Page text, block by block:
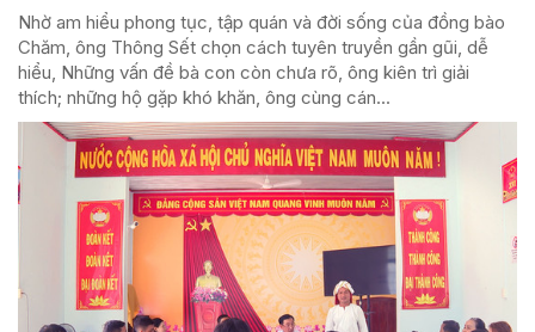
Nhờ am hiểu phong tục, tập quán và đời sống của đồng bào
Chăm, ông Thông Sết chọn cách tuyên truyền gần gũi, dễ
hiểu, Những vấn đề bà con còn chưa rõ, ông kiên trì giải
thích; những hộ gặp khó khăn, ông cùng cán...